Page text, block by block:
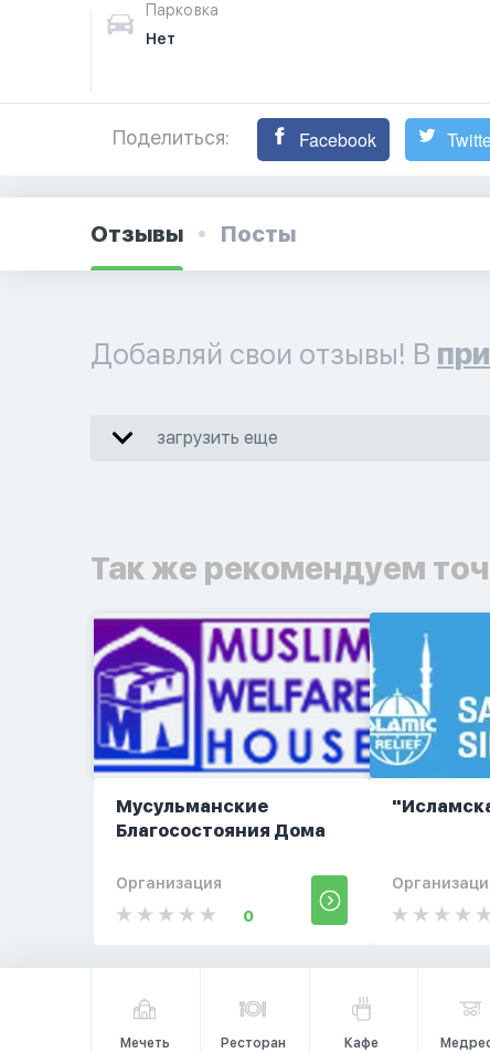
Парковка
Нет
Поделиться: Facebook
Отзывы Посты
Добавляй свои отзывы! В
загрузить еще
Так же рекомендуем
Мусульманские
Благосостояния Дома
Организация
0
Мечеть Ресторан Кафе